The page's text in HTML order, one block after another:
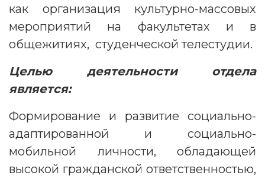
как организация культурно-массовых
мероприятий на факультетах и в
общежитиях, студенческой телестудии.
Целью деятельности отдела
является:
Формирование и развитие социально-
адаптированной и социально-
мобильной личности, обладающей
высокой гражданской ответственностью,